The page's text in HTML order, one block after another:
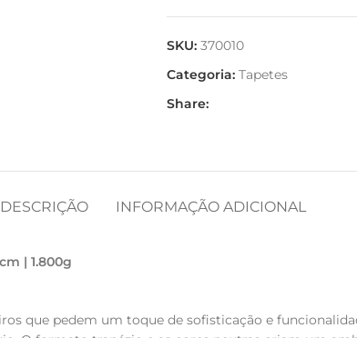
SKU: 370010
Categoria: Tapetes
Share:
DESCRIÇÃO INFORMAÇÃO ADICIONAL
| 1.800g
que pedem um toque de sofisticação e